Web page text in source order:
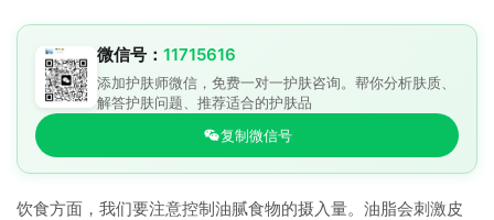
微信号： 11715616
添加护肤师微信，免费一对一护肤咨询。帮你分析肤质、
解答护肤问题、推荐适合的护肤品
复制微信号
饮食方面，我们要注意控制油腻食物的摄入量。油脂会刺激皮